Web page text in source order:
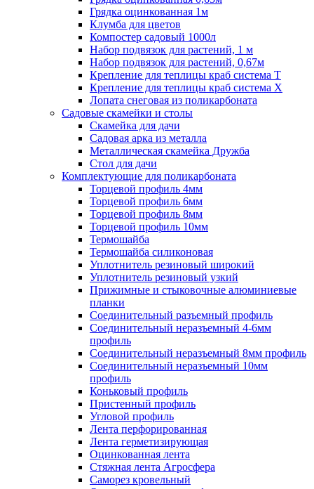
Грядка оцинкованная 1м
Клумба для цветов
Компостер садовый 1000л
Набор подвязок для растений, 1 м
Набор подвязок для растений, 0,67м
Крепление для теплицы краб система Т
Крепление для теплицы краб система Х
Лопата снеговая из поликарбоната
Садовые скамейки и столы
Скамейка для дачи
Садовая арка из металла
Металлическая скамейка Дружба
Стол для дачи
Комплектующие для поликарбоната
Торцевой профиль 4мм
Торцевой профиль 6мм
Торцевой профиль 8мм
Торцевой профиль 10мм
Термошайба
Термошайба силиконовая
Уплотнитель резиновый широкий
Уплотнитель резиновый узкий
Прижимные и стыковочные алюминиевые
планки
Соединительный разъемный профиль
Соединительный неразъемный 4-6мм
профиль
Соединительный неразъемный 8мм профиль
Соединительный неразъемный 10мм
профиль
Коньковый профиль
Пристенный профиль
Угловой профиль
Лента перфорированная
Лента герметизирующая
Оцинкованная лента
Стяжная лента Агросфера
Саморез кровельный